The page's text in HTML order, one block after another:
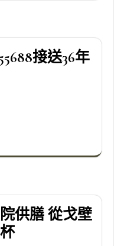
接送36年
供膳 從戈壁